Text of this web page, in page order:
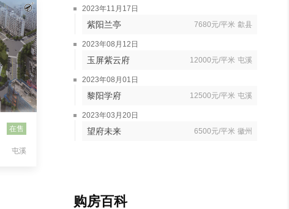
在售
屯溪
2023年11月17日
紫阳兰亭 7680元/平米 歙县
2023年08月12日
玉屏紫云府 12000元/平米 屯溪
2023年08月01日
黎阳学府 12500元/平米 屯溪
2023年03月20日
望府未来 6500元/平米 徽州
购房百科